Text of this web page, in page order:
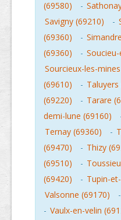
(69580)
-
Savigny (69210)
-
(69360)
-
(69360)
-
Sourcieux-les-
(69610)
- Taluyers
(69220)
- Tarare
demi-lune (69160)
Ternay (69360)
-
(69470)
- Thizy
(69510)
-
(69420)
- Tupin-
Valsonne (69170)
-
- Vaulx-en-velin